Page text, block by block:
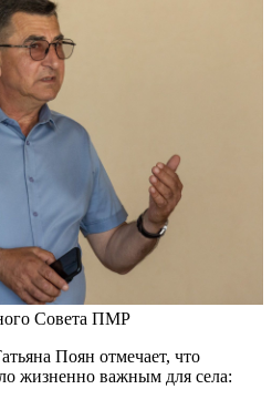
Совета ПМР
Поян отмечает, что
жизненно важным для села: